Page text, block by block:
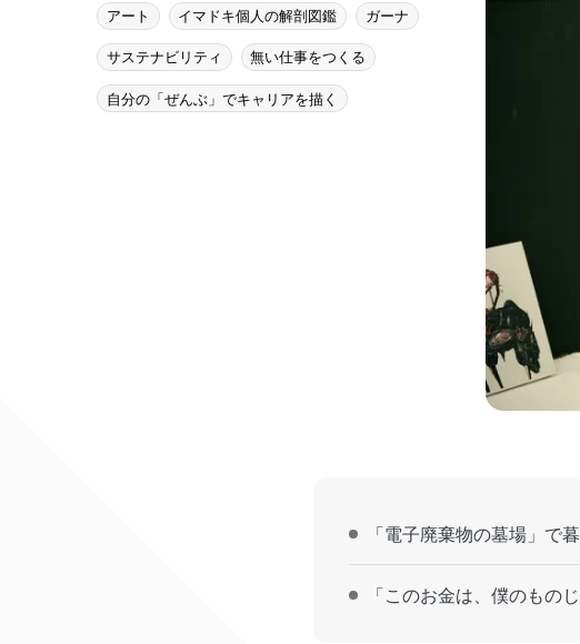
アート イマドキ個人の解剖図鑑 ガーナ
サステナビリティ 無い仕事をつくる
自分の「ぜんぶ」でキャリアを描く
「電子廃棄物の墓場」で
「このお金は、僕のもの